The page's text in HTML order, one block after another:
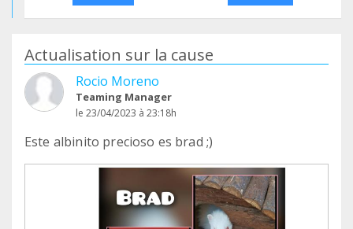
Actualisation sur la cause
Rocio Moreno
Teaming Manager
le 23/04/2023 à 23:18h
Este albinito precioso es brad ;)